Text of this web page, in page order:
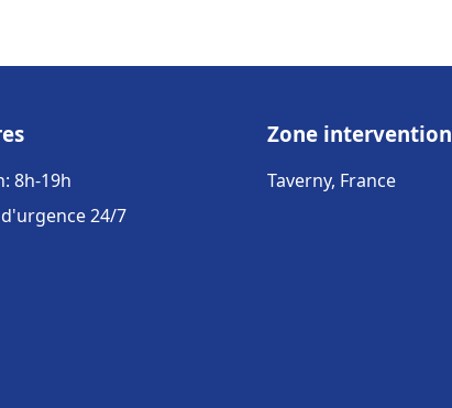
8h-19h
24/7
Zone intervention
Taverny, France